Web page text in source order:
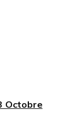
Octobre